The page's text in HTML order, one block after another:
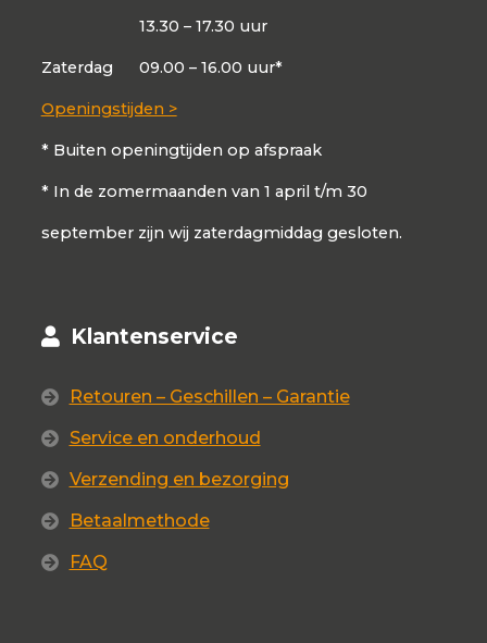
13.30 – 17.30 uur
Zaterdag 09.00 – 16.00 uur*
Openingstijden >
* Buiten openingtijden op afspraak
* In de zomermaanden van 1 april t/m 30
september zijn wij zaterdagmiddag gesloten.
Klantenservice
Retouren – Geschillen – Garantie
Service en onderhoud
Verzending en bezorging
Betaalmethode
FAQ